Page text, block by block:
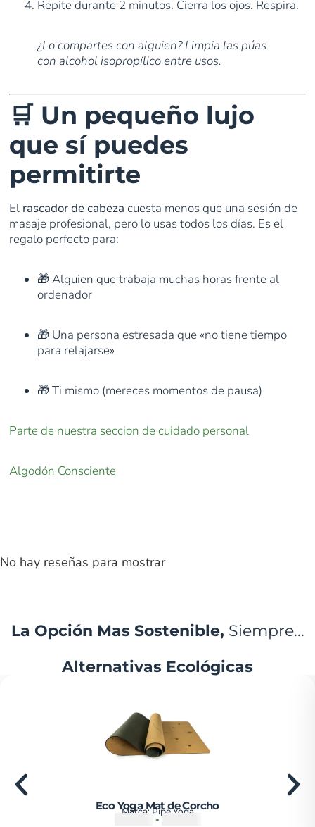
Repite durante 2 minutos. Cierra los ojos. Respira.
¿Lo compartes con alguien? Limpia las púas
con alcohol isopropílico entre usos.
🛒 Un pequeño lujo
que sí puedes
permitirte
El rascador de cabeza cuesta menos que una sesión de
masaje profesional, pero lo usas todos los días. Es el
regalo perfecto para:
🎁 Alguien que trabaja muchas horas frente al
ordenador
🎁 Una persona estresada que «no tiene tiempo
para relajarse»
🎁 Ti mismo (mereces momentos de pausa)
Parte de nuestra seccion de cuidado personal
Algodón Consciente
No hay reseñas para mostrar
La Opción Mas Sostenible, Siempre...
Alternativas Ecológicas
Eco Yoga Mat de Corcho
Marca:Pipe Yoga
- ₡